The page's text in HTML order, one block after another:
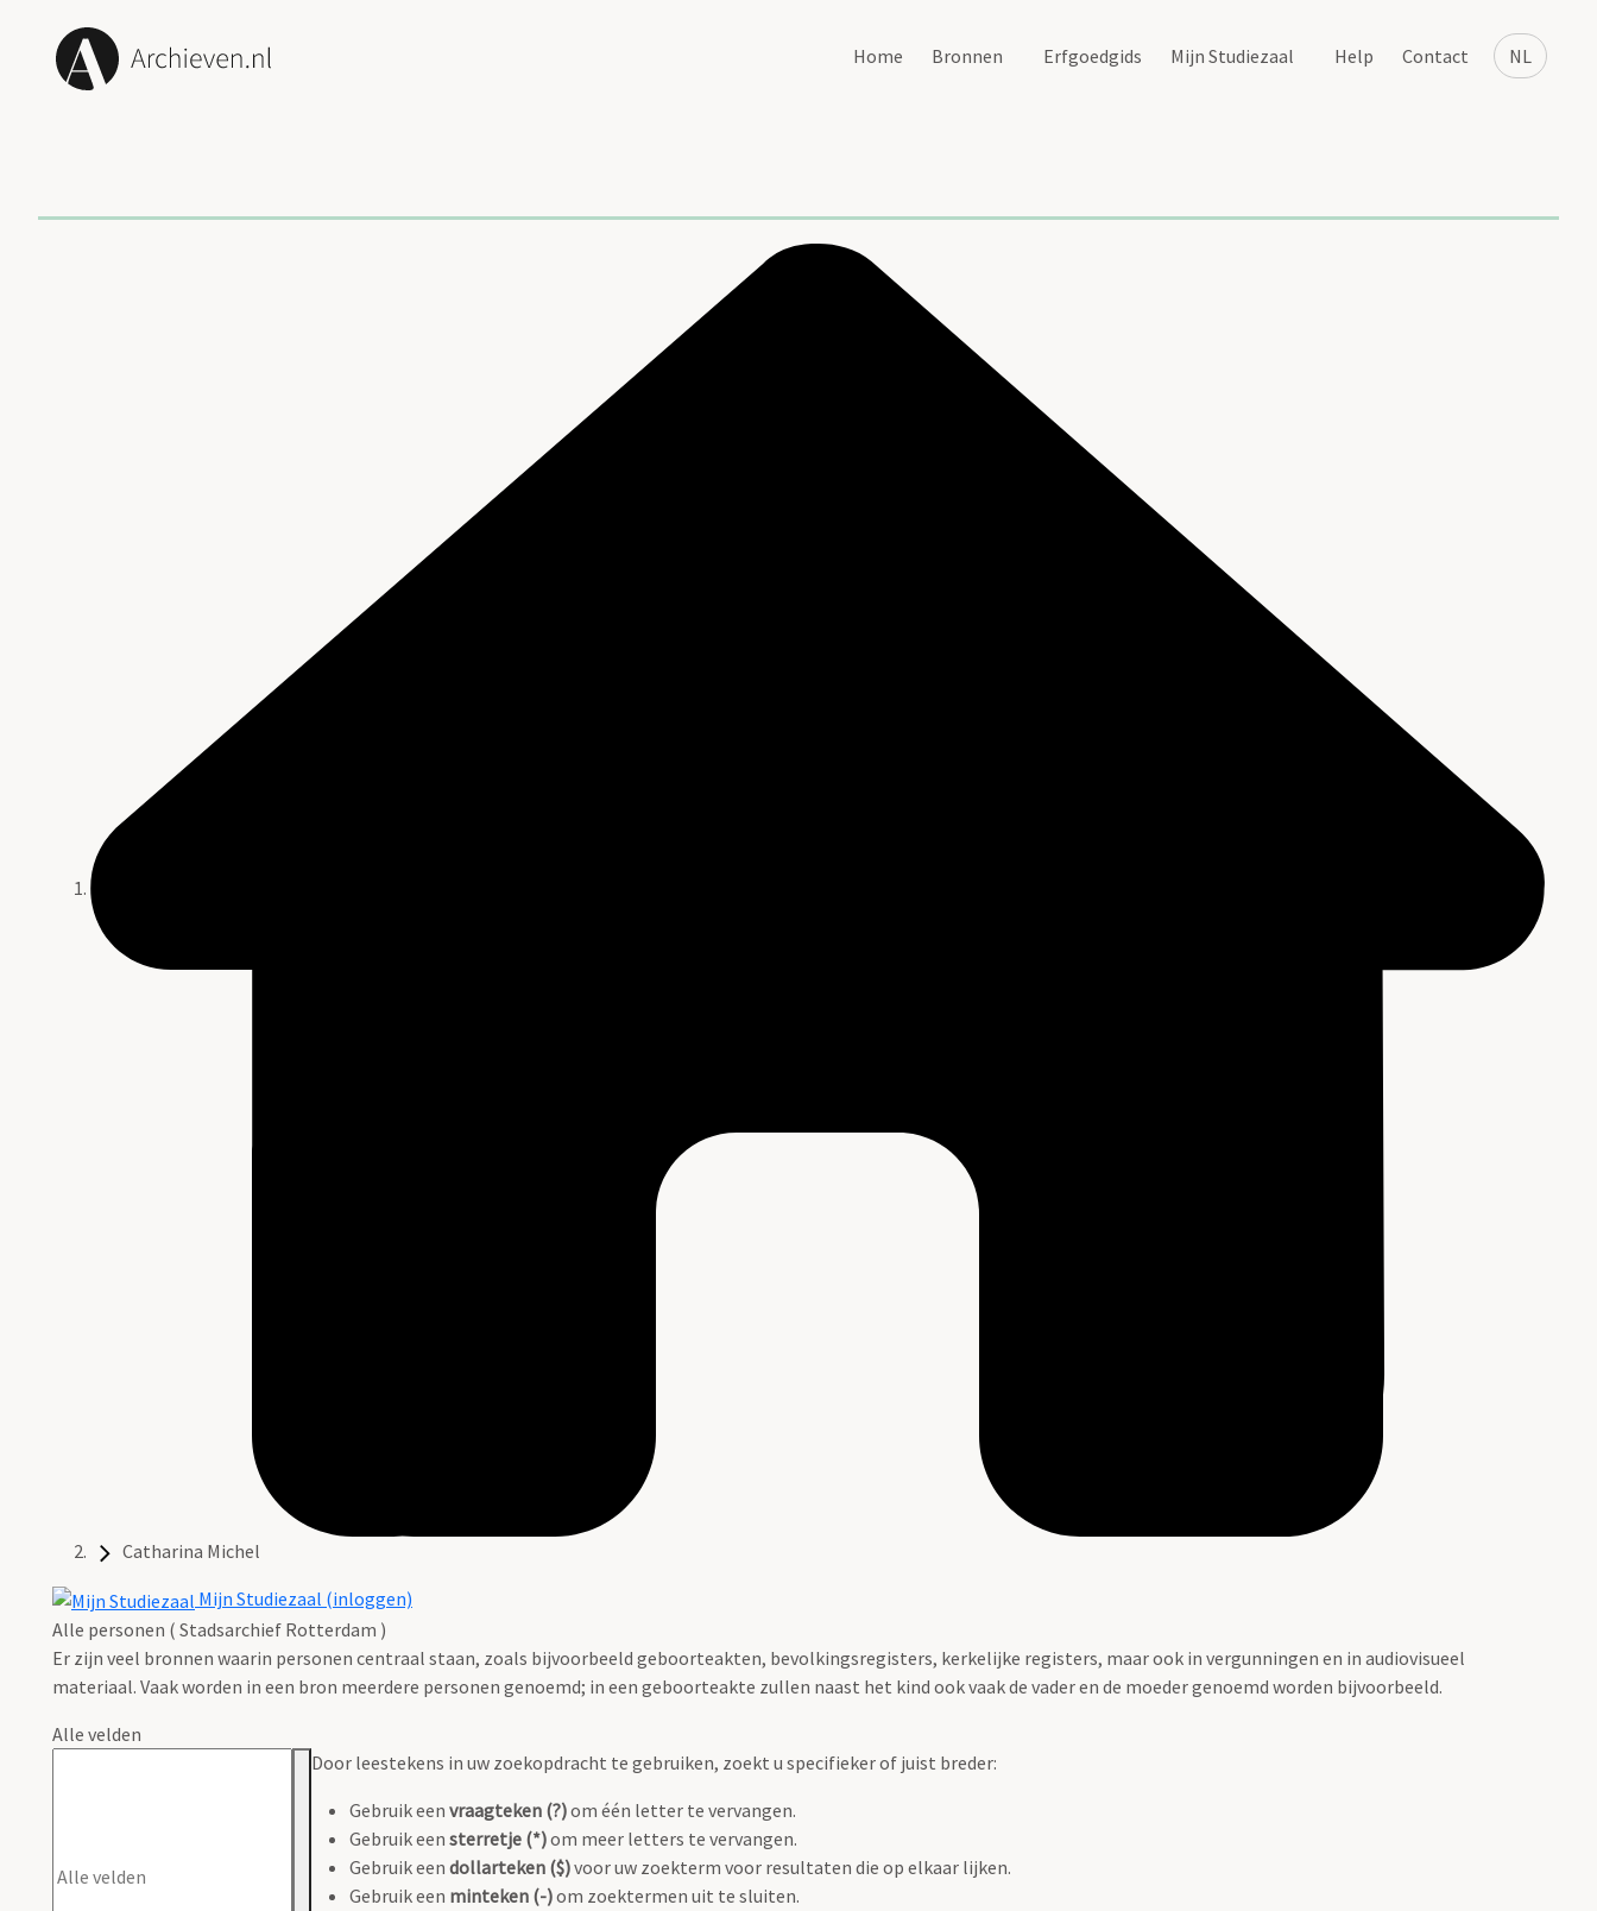
NL
Home Bronnen Erfgoedgids Mijn Studiezaal Help Contact
Catharina Michel
Mijn Studiezaal (inloggen)
Alle personen ( Stadsarchief Rotterdam )
Er zijn veel bronnen waarin personen centraal staan, zoals bijvoorbeeld geboorteakten, bevolkingsregisters, kerkelijke registers, maar ook in vergunningen en in audiovisueel
materiaal. Vaak worden in een bron meerdere personen genoemd; in een geboorteakte zullen naast het kind ook vaak de vader en de moeder genoemd worden bijvoorbeeld.
Alle velden
Door leestekens in uw zoekopdracht te gebruiken, zoekt u specifieker of juist breder:
Gebruik een vraagteken (?)om één letter te vervangen.
Gebruik een sterretje (*)om meer letters te vervangen.
Gebruik een dollarteken ($)voor uw zoekterm voor resultaten die op elkaar lijken.
Gebruik een minteken (-)om zoektermen uit te sluiten.